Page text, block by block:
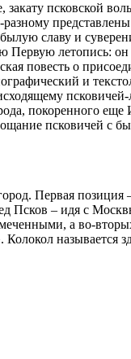
псковской
славу и
летопись:
повесть о
и
покоренного
псковичей с
Первая
Псков – идя с
а во-
называется